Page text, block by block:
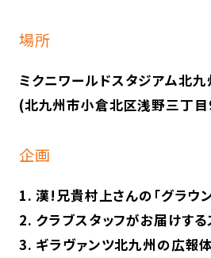
場所
ミクニワールドスタジアム北九
(北九州市小倉北区浅野三丁
企画
1. 漢!兄貴村上さんの「グラウ
2. クラブスタッフがお届けす
3. ギラヴァンツ北九州の広報